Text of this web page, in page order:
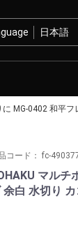
MG-0402 和平
コード： fc-
マルチ
余白 水切り